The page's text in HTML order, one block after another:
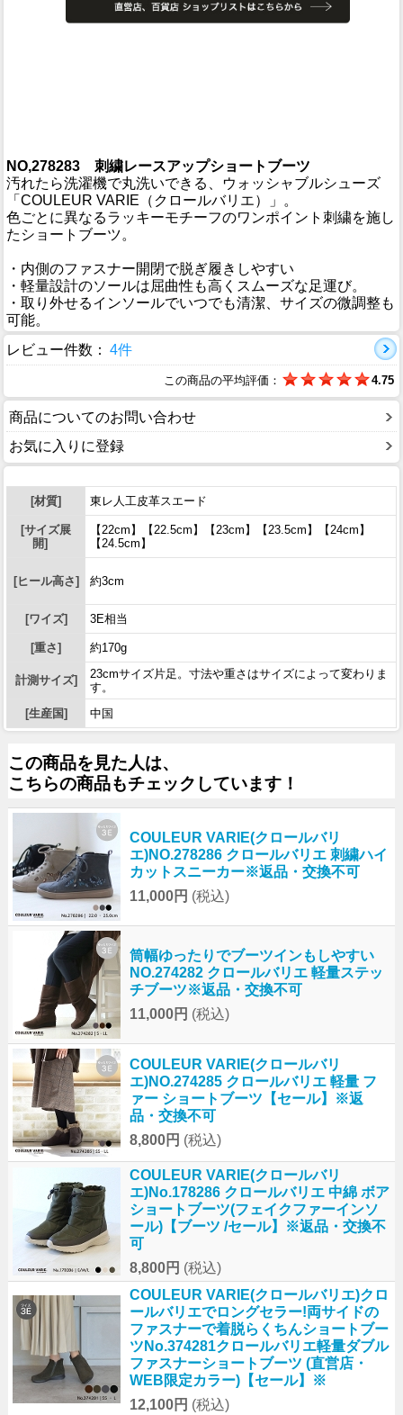
NO,278283 刺繍レースアップショートブーツ
汚れたら洗濯機で丸洗いできる、ウォッシャブルシューズ
「COULEUR VARIE（クロールバリエ）」。
色ごとに異なるラッキーモチーフのワンポイント刺繍を施し
たショートブーツ。
・内側のファスナー開閉で脱ぎ履きしやすい
・軽量設計のソールは屈曲性も高くスムーズな足運び。
・取り外せるインソールでいつでも清潔、サイズの微調整も
可能。
レビュー件数： 4件
この商品の平均評価： 4.75
商品についてのお問い合わせ
お気に入りに登録
[材質] 東レ人工皮革スエード
[サイズ展
開]
【22cm】【22.5cm】【23cm】【23.5cm】【24cm】
【24.5cm】
[ヒール高さ] 約3cm
[ワイズ] 3E相当
[重さ] 約170g
計測サイズ]
23cmサイズ片足。寸法や重さはサイズによって変わりま
す。
[生産国]
中国
この商品を見た人は、
こちらの商品もチェックしています！
COULEUR VARIE(クロールバリ
エ)NO.278286 クロールバリエ 刺繍ハイ
カットスニーカー※返品・交換不可
11,000円 (税込)
筒幅ゆったりでブーツインもしやすい
NO.274282 クロールバリエ 軽量ステッ
チブーツ※返品・交換不可
11,000円 (税込)
COULEUR VARIE(クロールバリ
エ)NO.274285 クロールバリエ 軽量 フ
ァー ショートブーツ【セール】※返
品・交換不可
8,800円 (税込)
COULEUR VARIE(クロールバリ
エ)No.178286 クロールバリエ 中綿 ボア
ショートブーツ(フェイクファーインソ
ール)【ブーツ /セール】※返品・交換不
可
8,800円 (税込)
COULEUR VARIE(クロールバリエ)クロ
ールバリエでロングセラー!両サイドの
ファスナーで着脱らくちんショートブー
ツNo.374281クロールバリエ軽量ダブル
ファスナーショートブーツ (直営店・
WEB限定カラー)【セール】※
12,100円 (税込)